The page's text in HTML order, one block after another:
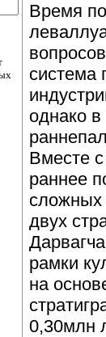
Время
система
однако
Вместе
раннее
сложных
двух
рамки
на
0,30млн